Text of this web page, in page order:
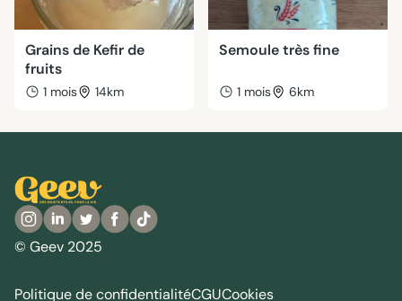
Grains de Kefir de
fruits
1 mois 14km
Semoule très fine
1 mois 6km
© Geev 2025
Politique de confidentialitéCGUCookies